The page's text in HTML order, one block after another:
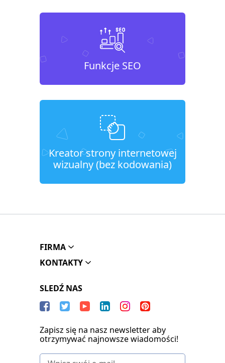
Funkcje SEO
Kreator strony internetowej
wizualny (bez kodowania)
FIRMA
KONTAKTY
SLEDŹ NAS
Zapisz się na nasz newsletter aby
otrzymywać najnowsze wiadomości!